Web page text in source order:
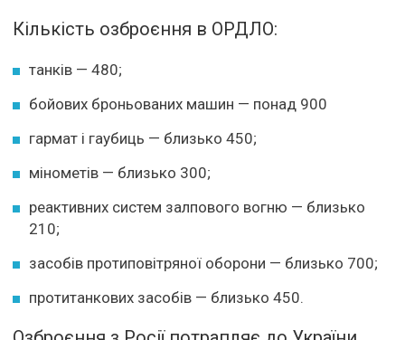
Кількість озброєння в ОРДЛО:
танків — 480;
бойових броньованих машин — понад 900
гармат і гаубиць — близько 450;
мінометів — близько 300;
реактивних систем залпового вогню — близько
210;
засобів протиповітряної оборони — близько 700;
протитанкових засобів — близько 450.